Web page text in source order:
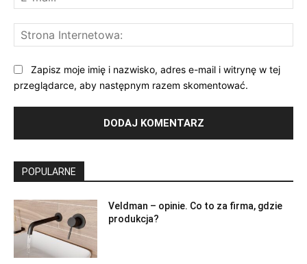
Zapisz moje imię i nazwisko, adres e-mail i witrynę w tej
przeglądarce, aby następnym razem skomentować.
POPULARNE
Veldman – opinie. Co to za firma, gdzie
produkcja?